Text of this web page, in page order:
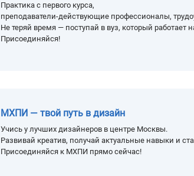
Практика с первого курса,
преподаватели-действующие профессионалы,
Не теряй время — поступай в вуз, который работает
Присоединяйся!
МХПИ — твой путь в дизайн
Учись у лучших дизайнеров в центре Москвы.
Развивай креатив, получай актуальные навыки и
Присоединяйся к МХПИ прямо сейчас!